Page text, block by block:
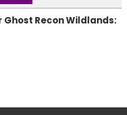
Recon Wildlands: